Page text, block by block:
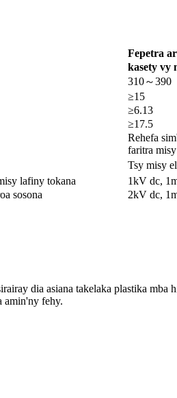
Fepetra
kasety vy
310～390
≥15
≥6.13
≥17.5
Rehefa
faritra
Tsy misy
lafiny tokana
1kV dc,
sosona
2kV dc,
dia asiana takelaka plastika
amin'ny fehy.